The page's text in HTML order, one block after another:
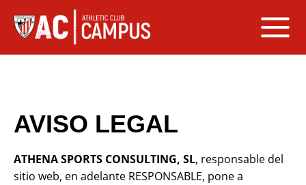
contenido
AVISO LEGAL
ATHENA SPORTS CONSULTING, SL, responsable del
sitio web, en adelante RESPONSABLE, pone a